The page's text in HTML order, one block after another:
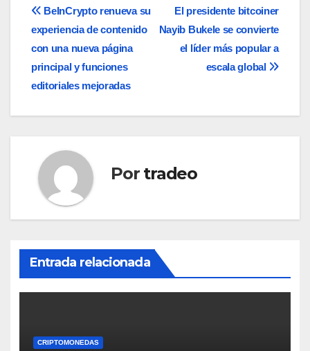
Navegación
de
entradas
El presidente bitcoiner
Nayib Bukele se convierte
el líder más popular a
escala global
BeInCrypto renueva su
experiencia de contenido
con una nueva página
principal y funciones
editoriales mejoradas
Por tradeo
Entrada relacionada
CRIPTOMONEDAS